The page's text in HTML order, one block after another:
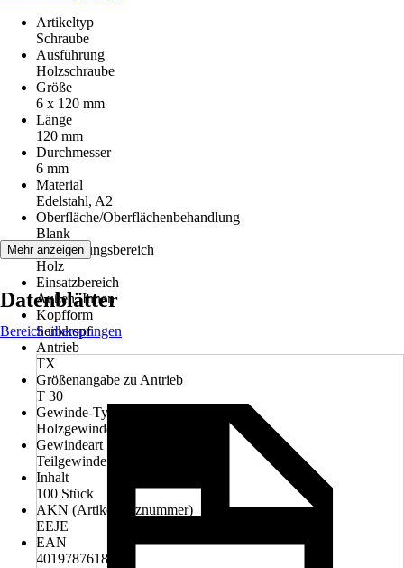
Artikeltyp
Schraube
Ausführung
Holzschraube
Größe
6 x 120 mm
Länge
120 mm
Durchmesser
6 mm
Material
Edelstahl, A2
Oberfläche/Oberflächenbehandlung
Blank
Anwendungsbereich
Holz
Einsatzbereich
Außen, Innen
Kopfform
Senkkopf
Antrieb
TX
Größenangabe zu Antrieb
T 30
Gewinde-Typ
Holzgewinde
Gewindeart
Teilgewinde
Inhalt
100 Stück
AKN (Artikelkurznummer)
EEJE
EAN
4019787618335
Mehr anzeigen
Datenblätter
Bereich überspringen